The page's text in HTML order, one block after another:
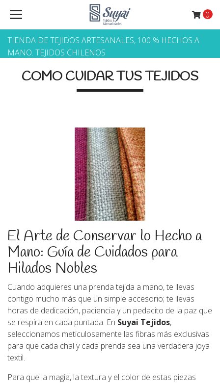
TIENDA DE TEJIDOS ARTESANALES, 100 % HECHOS A
MANO. TEJIDOS CHILENOS
0
COMO CUIDAR TUS TEJIDOS
El Arte de Conservar lo Hecho a
Mano: Guía de Cuidados para
Hilados Nobles
Cuando adquieres una prenda tejida a mano, te llevas
contigo mucho más que un simple accesorio; te llevas
horas de dedicación, paciencia y un pedacito de la paz que
se respira en cada puntada. En Suyai Tejidos,
seleccionamos meticulosamente las fibras más exclusivas
para que cada chal y cada prenda sea una verdadera joya
textil.
Para que la magia, la textura y el color de estas piezas